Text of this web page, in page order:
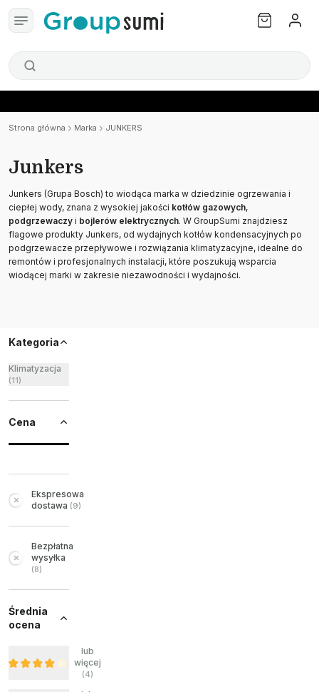
Strona główna Marka JUNKERS
Junkers
Junkers (Grupa Bosch) to wiodąca marka w dziedzinie ogrzewania i
ciepłej wody, znana z wysokiej jakości kotłów gazowych,
podgrzewaczy i bojlerów elektrycznych. W GroupSumi znajdziesz
flagowe produkty Junkers, od wydajnych kotłów kondensacyjnych po
podgrzewacze przepływowe i rozwiązania klimatyzacyjne, idealne do
remontów i profesjonalnych instalacji, które poszukują wsparcia
wiodącej marki w zakresie niezawodności i wydajności.
Kategoria
Klimatyzacja
(11)
Cena
Ekspresowa
dostawa (9)
Bezpłatna
wysyłka
(8)
Średnia
ocena
lub
więcej
(4)